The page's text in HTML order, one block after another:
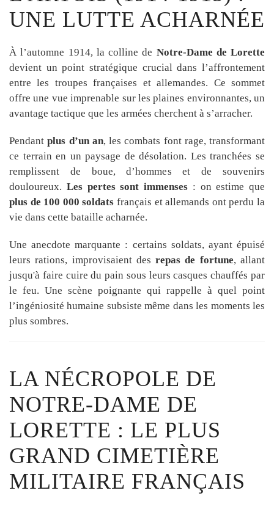
UNE LUTTE ACHARNÉE
À l’automne 1914, la colline de Notre-Dame de Lorette
devient un point stratégique crucial dans l’affrontement
entre les troupes françaises et allemandes. Ce sommet
offre une vue imprenable sur les plaines environnantes, un
avantage tactique que les armées cherchent à s’arracher.
Pendantplus d’un an, les combats font rage, transformant
ce terrain en un paysage de désolation. Les tranchées se
remplissent de boue, d’hommes et de souvenirs
douloureux. Les pertes sont immenses : on estime que
plus de 100 000 soldats français et allemands ont perdu la
vie dans cette bataille acharnée.
Une anecdote marquante : certains soldats, ayant épuisé
leurs rations, improvisaient desrepas de fortune, allant
jusqu'à faire cuire du pain sous leurs casques chauffés par
le feu. Une scène poignante qui rappelle à quel point
l’ingéniosité humaine subsiste même dans les moments les
plus sombres.
LA NÉCROPOLE DE
NOTRE-DAME DE
LORETTE : LE PLUS
GRAND CIMETIÈRE
MILITAIRE FRANÇAIS